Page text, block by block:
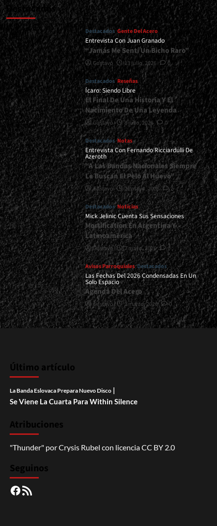
Destacados
Destacados Gente Del Acero
Entrevista Con Juan Granado
“Jamás Me Sentí Un Bicho Raro”
Gustavo 13 julio, 2026 0
Destacados Reseñas
Ícaro: Siendo Libre
El Final De Una Historia Y El
Nacimiento De Una Leyenda
Gustavo 8 julio, 2026 0
Destacados Notas
Entrevista Con Fernando Ricciardulli De
Azeroth
“A Las Bandas Nacionales Siempre
Le Buscan El Pelo Al Huevo”
Gustavo 21 mayo, 2026 2
Destacados Noticias
Mick Jelinic Cuenta Sus Sensaciones
Mortification En Argentina Y
Latinoamérica
Gustavo 7 mayo, 2026 0
Avisos Parroquiales Destacados
Las Fechas Del 2026 Condensadas En Un
Solo Espacio
Agenda Del Acero
Gustavo 2 marzo, 2026 0
Último artículo
La Banda Eslovaca Prepara Nuevo Disco |
Se Viene La Cuarta Para Within Silence
Atribuciones
"Thunder" porCrysis Rubel con licenciaCC BY 2.0
Seguinos
Facebook
RSS